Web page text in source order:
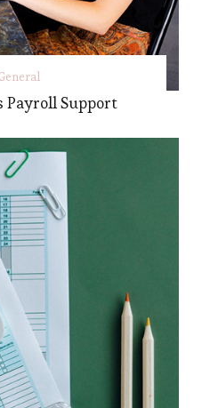
Payroll Support